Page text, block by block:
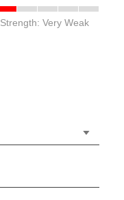
Strength: Very Weak